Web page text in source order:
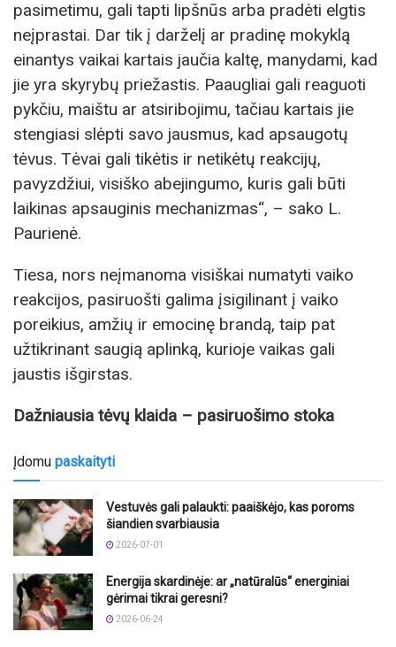
pasimetimu, gali tapti lipšnūs arba pradėti elgtis
neįprastai. Dar tik į darželį ar pradinę mokyklą
einantys vaikai kartais jaučia kaltę, manydami, kad
jie yra skyrybų priežastis. Paaugliai gali reaguoti
pykčiu, maištu ar atsiribojimu, tačiau kartais jie
stengiasi slėpti savo jausmus, kad apsaugotų
tėvus. Tėvai gali tikėtis ir netikėtų reakcijų,
pavyzdžiui, visiško abejingumo, kuris gali būti
laikinas apsauginis mechanizmas“, – sako L.
Paurienė.
Tiesa, nors neįmanoma visiškai numatyti vaiko
reakcijos, pasiruošti galima įsigilinant į vaiko
poreikius, amžių ir emocinę brandą, taip pat
užtikrinant saugią aplinką, kurioje vaikas gali
jaustis išgirstas.
Dažniausia tėvų klaida – pasiruošimo stoka
Įdomu paskaityti
Vestuvės gali palaukti: paaiškėjo, kas poroms
šiandien svarbiausia
2026-07-01
Energija skardinėje: ar „natūralūs“ energiniai
gėrimai tikrai geresni?
2026-06-24